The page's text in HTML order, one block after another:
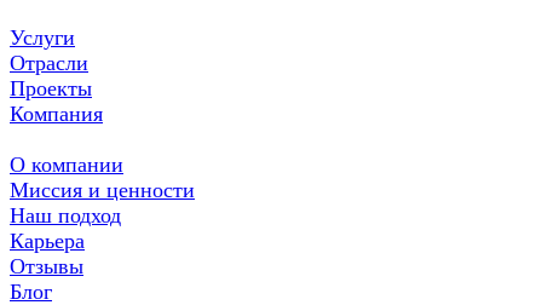
Услуги
Отрасли
Проекты
Компания
О компании
Миссия и ценности
Наш подход
Карьера
Отзывы
Блог